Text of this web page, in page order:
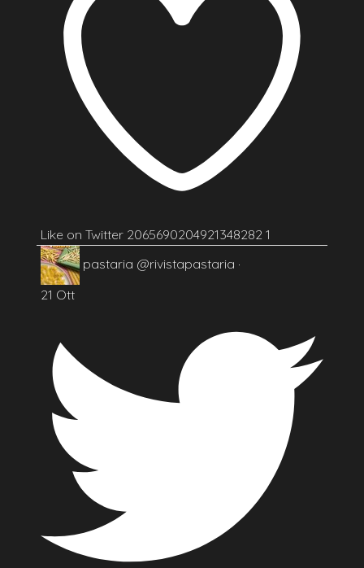
Like on Twitter 2065690204921348282 1
pastaria @rivistapastaria ·
21 Ott